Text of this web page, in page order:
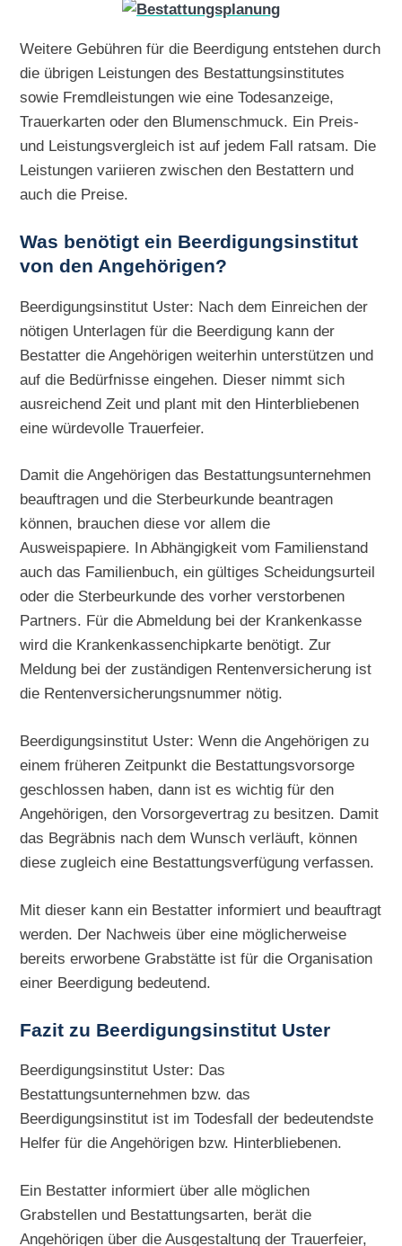
Weitere Gebühren für die Beerdigung entstehen durch
die übrigen Leistungen des Bestattungsinstitutes
sowie Fremdleistungen wie eine Todesanzeige,
Trauerkarten oder den Blumenschmuck. Ein Preis-
und Leistungsvergleich ist auf jedem Fall ratsam. Die
Leistungen variieren zwischen den Bestattern und
auch die Preise.
Was benötigt ein Beerdigungsinstitut
von den Angehörigen?
Beerdigungsinstitut Uster: Nach dem Einreichen der
nötigen Unterlagen für die Beerdigung kann der
Bestatter die Angehörigen weiterhin unterstützen und
auf die Bedürfnisse eingehen. Dieser nimmt sich
ausreichend Zeit und plant mit den Hinterbliebenen
eine würdevolle Trauerfeier.
Damit die Angehörigen das Bestattungsunternehmen
beauftragen und die Sterbeurkunde beantragen
können, brauchen diese vor allem die
Ausweispapiere. In Abhängigkeit vom Familienstand
auch das Familienbuch, ein gültiges Scheidungsurteil
oder die Sterbeurkunde des vorher verstorbenen
Partners. Für die Abmeldung bei der Krankenkasse
wird die Krankenkassenchipkarte benötigt. Zur
Meldung bei der zuständigen Rentenversicherung ist
die Rentenversicherungsnummer nötig.
Beerdigungsinstitut Uster: Wenn die Angehörigen zu
einem früheren Zeitpunkt die Bestattungsvorsorge
geschlossen haben, dann ist es wichtig für den
Angehörigen, den Vorsorgevertrag zu besitzen. Damit
das Begräbnis nach dem Wunsch verläuft, können
diese zugleich eine Bestattungsverfügung verfassen.
Mit dieser kann ein Bestatter informiert und beauftragt
werden. Der Nachweis über eine möglicherweise
bereits erworbene Grabstätte ist für die Organisation
einer Beerdigung bedeutend.
Fazit zu Beerdigungsinstitut Uster
Beerdigungsinstitut Uster: Das
Bestattungsunternehmen bzw. das
Beerdigungsinstitut ist im Todesfall der bedeutendste
Helfer für die Angehörigen bzw. Hinterbliebenen.
Ein Bestatter informiert über alle möglichen
Grabstellen und Bestattungsarten, berät die
Angehörigen über die Ausgestaltung der Trauerfeier,